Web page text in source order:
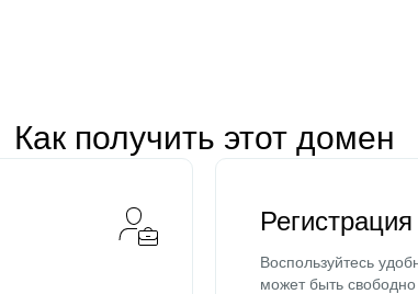
Как получить этот домен
Воспользуйтесь
может быть